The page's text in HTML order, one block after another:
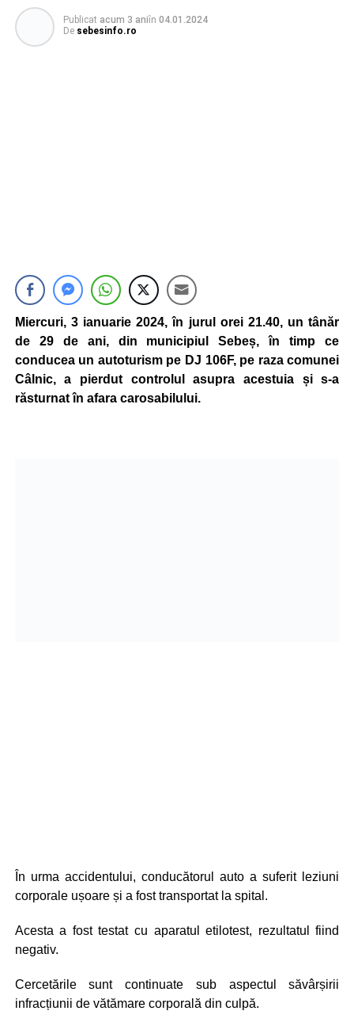
Publicat acum 3 aniîn 04.01.2024
De sebesinfo.ro
Miercuri, 3 ianuarie 2024, în jurul orei 21.40, un tânăr
de 29 de ani, din municipiul Sebeș, în timp ce
conducea un autoturism pe DJ 106F, pe raza comunei
Câlnic, a pierdut controlul asupra acestuia și s-a
răsturnat în afara carosabilului.
În urma accidentului, conducătorul auto a suferit leziuni
corporale ușoare și a fost transportat la spital.
Acesta a fost testat cu aparatul etilotest, rezultatul fiind
negativ.
Cercetările sunt continuate sub aspectul săvârșirii
infracțiunii de vătămare corporală din culpă.